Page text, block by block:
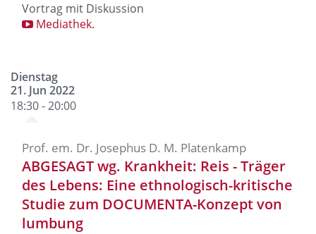
Vortrag mit Diskussion
Mediathek.
Dienstag
21. Jun 2022
18:30 - 20:00
Prof. em. Dr. Josephus D. M. Platenkamp
ABGESAGT wg. Krankheit: Reis - Träger
des Lebens: Eine ethnologisch-kritische
Studie zum DOCUMENTA-Konzept von
lumbung